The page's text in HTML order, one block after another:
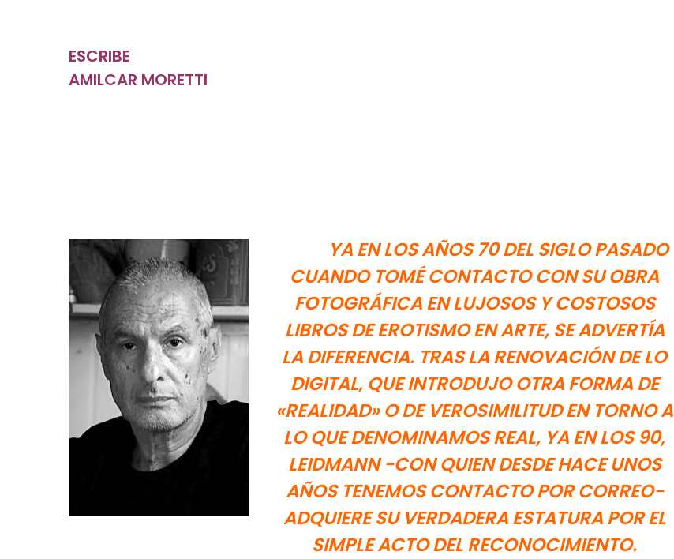
ESCRIBE
AMILCAR MORETTI
YA EN LOS AÑOS 70 DEL SIGLO PASADO
CUANDO TOMÉ CONTACTO CON SU OBRA
FOTOGRÁFICA EN LUJOSOS Y COSTOSOS
LIBROS DE EROTISMO EN ARTE, SE ADVERTÍA
LA DIFERENCIA. TRAS LA RENOVACIÓN DE LO
DIGITAL, QUE INTRODUJO OTRA FORMA DE
«REALIDAD» O DE VEROSIMILITUD EN TORNO A
LO QUE DENOMINAMOS REAL, YA EN LOS 90,
LEIDMANN -CON QUIEN DESDE HACE UNOS
AÑOS TENEMOS CONTACTO POR CORREO-
ADQUIERE SU VERDADERA ESTATURA POR EL
SIMPLE ACTO DEL RECONOCIMIENTO.